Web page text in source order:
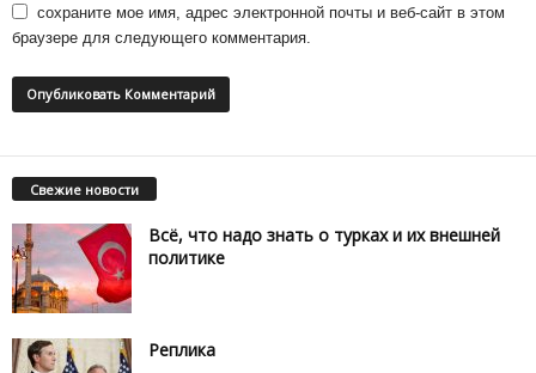
сохраните мое имя, адрес электронной почты и веб-сайт в этом
браузере для следующего комментария.
Свежие новости
Всё, что надо знать о турках и их внешней
политике
Реплика